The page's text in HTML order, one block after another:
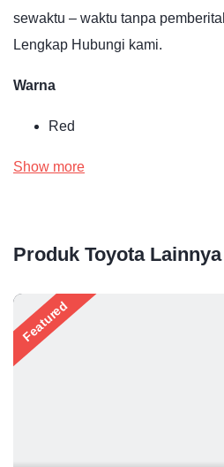
sewaktu – waktu tanpa
Lengkap Hubungi kami.
Warna
Red
Show more
Produk Toyota Lainnya
Featured